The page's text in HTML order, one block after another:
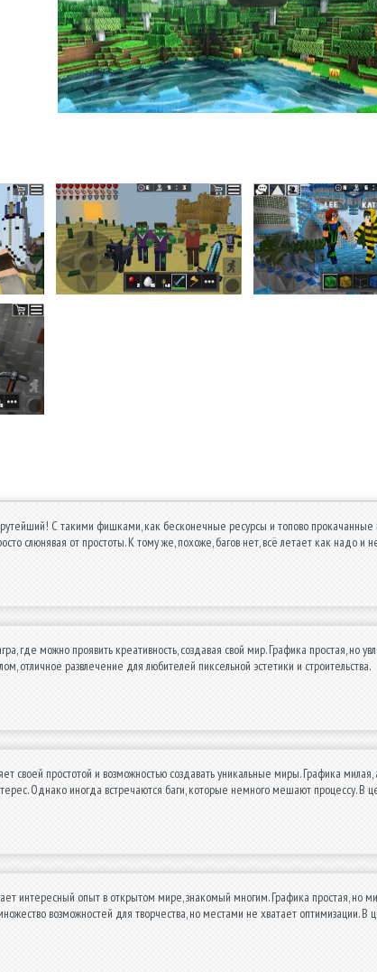
С такими фишками, как бесконечные ресурсы и топово
слюнявая от простоты. К тому же, похоже, багов нет, всё летает как надо и
где можно проявить креативность, создавая свой мир. Графика простая, но
отличное развлечение для любителей пиксельной эстетики и строительства.
своей простотой и возможностью создавать уникальные миры. Графика
Однако иногда встречаются баги, которые немного мешают процессу. В
интересный опыт в открытом мире, знакомый многим. Графика простая, но
возможностей для творчества, но местами не хватает оптимизации.